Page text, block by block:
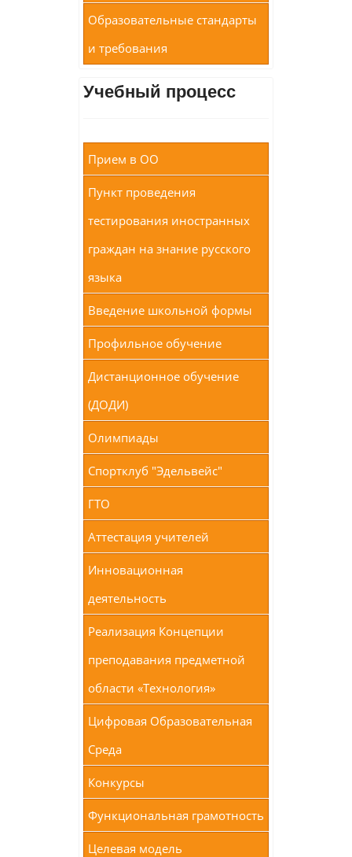
Образовательные стандарты
и требования
Учебный процесс
Прием в ОО
Пункт проведения
тестирования иностранных
граждан на знание русского
языка
Введение школьной формы
Профильное обучение
Дистанционное обучение
(ДОДИ)
Олимпиады
Спортклуб "Эдельвейс"
ГТО
Аттестация учителей
Инновационная
деятельность
Реализация Концепции
преподавания предметной
области «Технология»
Цифровая Образовательная
Среда
Конкурсы
Функциональная грамотность
Целевая модель